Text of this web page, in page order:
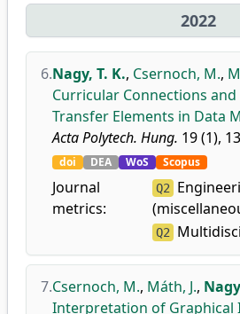
2022
6.Nagy, T. K., Csernoch, M.,
Curricular Connections
Transfer Elements in Data
Acta Polytech. Hung. 19 (1),
doi DEA WoS Scopus
Journal
metrics:
Q2
Q2
7.Csernoch, M., Máth, J.,
Interpretation of Graphical